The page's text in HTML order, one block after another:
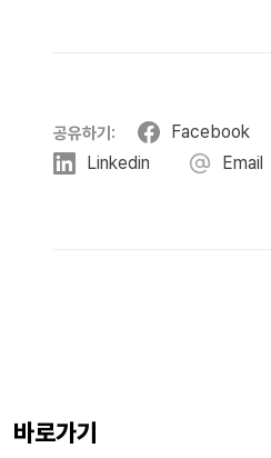
공유하기: Facebook
Linkedin
Email
바로가기